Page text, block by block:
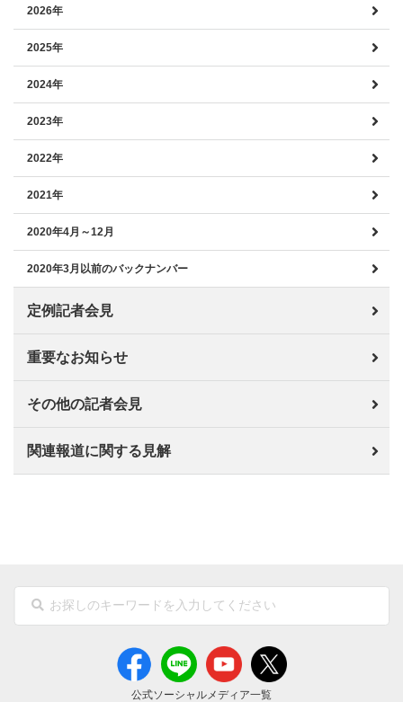
2026年
2025年
2024年
2023年
2022年
2021年
2020年4月～12月
2020年3月以前のバックナンバー
定例記者会見
重要なお知らせ
その他の記者会見
関連報道に関する見解
公式ソーシャルメディア一覧